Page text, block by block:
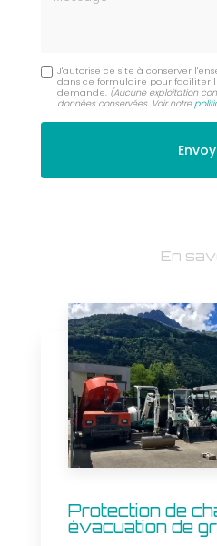
J'autorise ce site à conserver
dans ce formulaire pour faciliter
demande. (Aucune exploitation
données conservées. Voir notre
En
Protection de
évacuation de